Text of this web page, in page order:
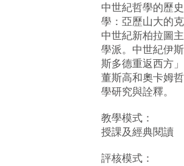
中世紀哲學的歷
學：亞歷山大的
中世紀新柏拉圖
學派。中世紀伊
斯多德重返西方
董斯高和奧卡姆
學研究與詮釋。
教學模式：
授課及經典閱讀
評核模式：